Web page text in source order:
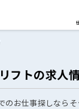
フトの求人
のお仕事探しなら